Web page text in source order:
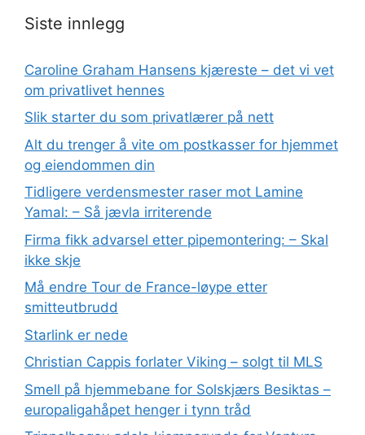
Siste innlegg
Caroline Graham Hansens kjæreste – det vi vet
om privatlivet hennes
Slik starter du som privatlærer på nett
Alt du trenger å vite om postkasser for hjemmet
og eiendommen din
Tidligere verdensmester raser mot Lamine
Yamal: – Så jævla irriterende
Firma fikk advarsel etter pipemontering: – Skal
ikke skje
Må endre Tour de France-løype etter
smitteutbrudd
Starlink er nede
Christian Cappis forlater Viking – solgt til MLS
Smell på hjemmebane for Solskjærs Besiktas –
europaligahåpet henger i tynn tråd